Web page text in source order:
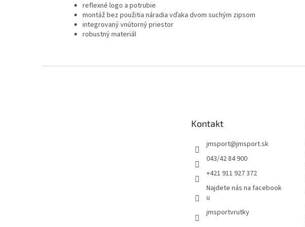
reflexné logo a potrubie
montáž bez použitia náradia vďaka dvom suchým zipsom
integrovaný vnútorný priestor
robustný materiál
Kontakt
jmsport@jmsport.sk
043/42 84 900
+421 911 927 372
Najdete nás na facebook
u
jmsportvrutky